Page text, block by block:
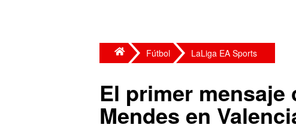
Fútbol LaLiga EA Sports
El primer mensaje
Mendes en